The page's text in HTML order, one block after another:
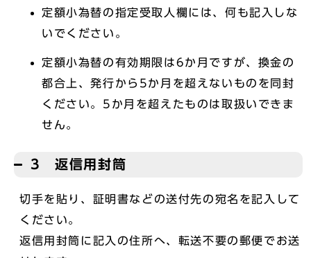
定額小為替の指定受取人欄には、何も記入しな
いでください。
定額小為替の有効期限は6か月ですが、換金の
都合上、発行から5か月を超えないものを同封
ください。5か月を超えたものは取扱いできま
せん。
3 返信用封筒
切手を貼り、証明書などの送付先の宛名を記入して
ください。
返信用封筒に記入の住所へ、転送不要の郵便でお送